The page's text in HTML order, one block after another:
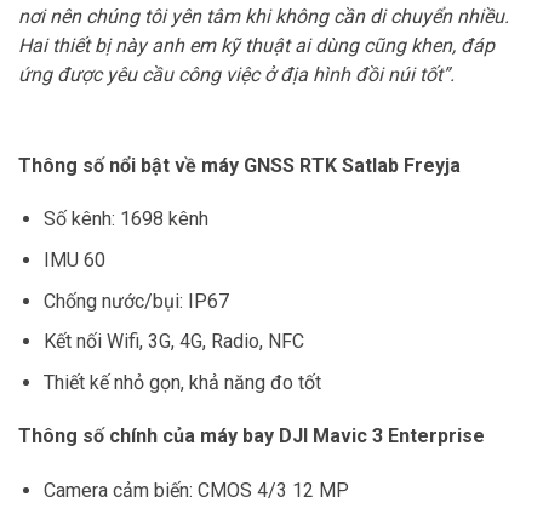
nơi nên chúng tôi yên tâm khi không cần di chuyển nhiều.
Hai thiết bị này anh em kỹ thuật ai dùng cũng khen, đáp
ứng được yêu cầu công việc ở địa hình đồi núi tốt”.
Thông số nổi bật về máy GNSS RTK Satlab Freyja
Số kênh: 1698 kênh
IMU 60
Chống nước/bụi: IP67
Kết nối Wifi, 3G, 4G, Radio, NFC
Thiết kế nhỏ gọn, khả năng đo tốt
Thông số chính của máy bay DJI Mavic 3 Enterprise
Camera cảm biến: CMOS 4/3 12 MP